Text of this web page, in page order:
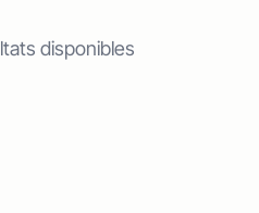
disponibles